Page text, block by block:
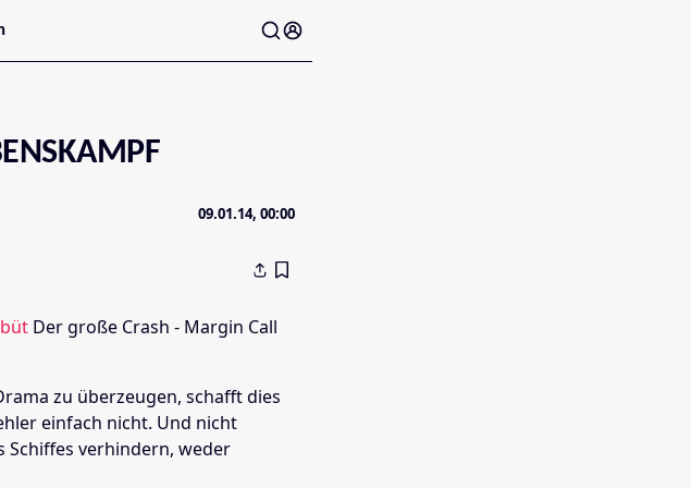
09.01.14, 00:00
Der große Crash - Margin Call
zu überzeugen, schafft dies
einfach nicht. Und nicht
Schiffes verhindern, weder